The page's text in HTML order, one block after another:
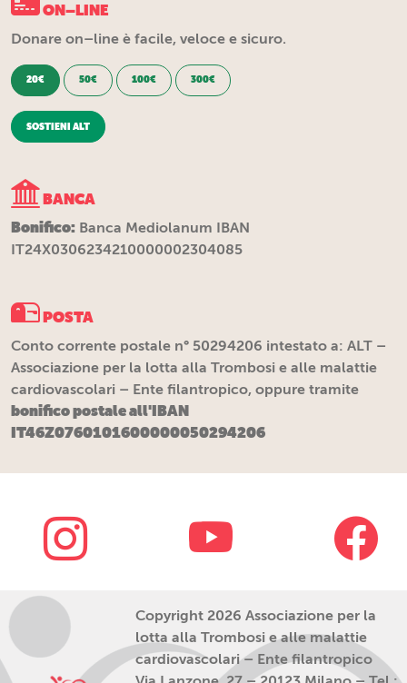
ON–LINE
Donare on–line è facile, veloce e sicuro.
20€ 50€ 100€ 300€
SOSTIENI ALT
BANCA
Bonifico: Banca Mediolanum IBAN
IT24X0306234210000002304085
POSTA
Conto corrente postale n° 50294206 intestato a: ALT –
Associazione per la lotta alla Trombosi e alle malattie
cardiovascolari – Ente filantropico, oppure tramite
bonifico postale all'IBAN
IT46Z0760101600000050294206
Copyright 2026 Associazione per la
lotta alla Trombosi e alle malattie
cardiovascolari – Ente filantropico